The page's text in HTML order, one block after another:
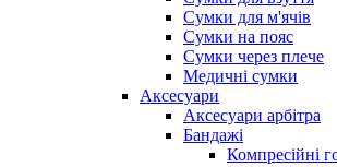
Сумки для м'ячів
Сумки на пояс
Сумки через плече
Медичні сумки
Аксесуари
Аксесуари арбітра
Бандажі
Компресійні